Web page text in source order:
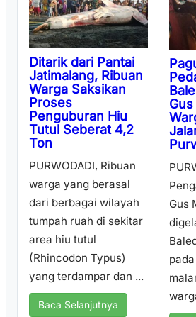
Ditarik dari Pantai
Jatimalang, Ribuan
Warga Saksikan
Proses
Penguburan Hiu
Tutul Seberat 4,2
Ton
PURWODADI, Ribuan
warga yang berasal
dari berbagai wilayah
tumpah ruah di sekitar
area hiu tutul
(Rhincodon Typus)
yang terdampar dan ...
Baca Selanjutnya
Gus